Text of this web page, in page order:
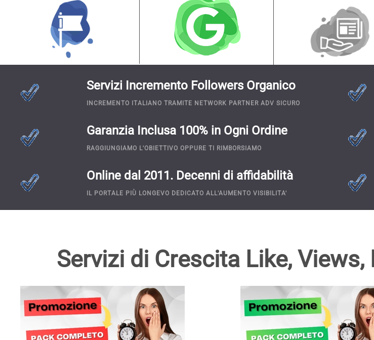
Servizi Incremento Followers Organico
INCREMENTO ITALIANO TRAMITE NETWORK PARTNER ADV SICURO
Garanzia Inclusa 100% in Ogni Ordine
RAGGIUNGIAMO L'OBIETTIVO OPPURE TI RIMBORSIAMO
Online dal 2011. Decenni di affidabilità
IL PORTALE PIÙ LONGEVO DEDICATO ALL'AUMENTO VISIBILITA'
Servizi di Crescita Like,